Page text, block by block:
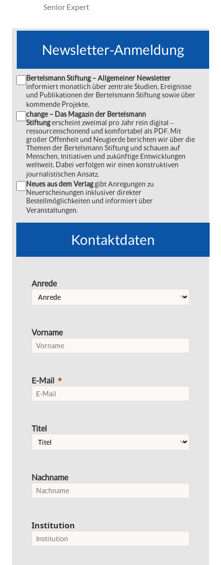
Senior Expert
Newsletter-Anmeldung
Bertelsmann Stiftung – Allgemeiner Newsletter
informiert monatlich über zentrale Studien, Ereignisse
und Publikationen der Bertelsmann Stiftung sowie über
kommende Projekte.
change – Das Magazin der Bertelsmann
Stiftungerscheint zweimal pro Jahr rein digital ‒
ressourcenschonend und komfortabel als PDF. Mit
großer Offenheit und Neugierde berichten wir über die
Themen der Bertelsmann Stiftung und schauen auf
Menschen, Initiativen und zukünftige Entwicklungen
weltweit. Dabei verfolgen wir einen konstruktiven
journalistischen Ansatz.
Neues aus dem Verlaggibt Anregungen zu
Neuerscheinungen inklusiver direkter
Bestellmöglichkeiten und informiert über
Veranstaltungen.
Kontaktdaten
Anrede
Vorname
E-Mail
Titel
Nachname
Institution